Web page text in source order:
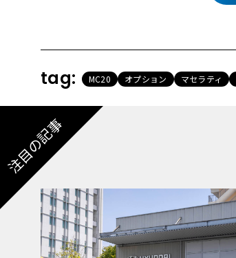
tag: MC20 オプション マセラティ
注目の記事